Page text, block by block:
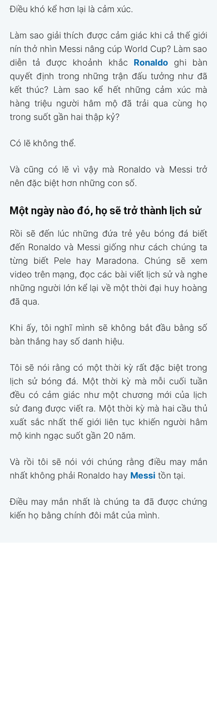
Điều khó kể hơn lại là cảm xúc.
Làm sao giải thích được cảm giác khi cả thế giới
nín thở nhìn Messi nâng cúp World Cup? Làm sao
diễn tả được khoảnh khắc Ronaldo ghi bàn
quyết định trong những trận đấu tưởng như đã
kết thúc? Làm sao kể hết những cảm xúc mà
hàng triệu người hâm mộ đã trải qua cùng họ
trong suốt gần hai thập kỷ?
Có lẽ không thể.
Và cũng có lẽ vì vậy mà Ronaldo và Messi trở
nên đặc biệt hơn những con số.
Một ngày nào đó, họ sẽ trở thành lịch sử
Rồi sẽ đến lúc những đứa trẻ yêu bóng đá biết
đến Ronaldo và Messi giống như cách chúng ta
từng biết Pele hay Maradona. Chúng sẽ xem
video trên mạng, đọc các bài viết lịch sử và nghe
những người lớn kể lại về một thời đại huy hoàng
đã qua.
Khi ấy, tôi nghĩ mình sẽ không bắt đầu bằng số
bàn thắng hay số danh hiệu.
Tôi sẽ nói rằng có một thời kỳ rất đặc biệt trong
lịch sử bóng đá. Một thời kỳ mà mỗi cuối tuần
đều có cảm giác như một chương mới của lịch
sử đang được viết ra. Một thời kỳ mà hai cầu thủ
xuất sắc nhất thế giới liên tục khiến người hâm
mộ kinh ngạc suốt gần 20 năm.
Và rồi tôi sẽ nói với chúng rằng điều may mắn
nhất không phải Ronaldo hay Messi tồn tại.
Điều may mắn nhất là chúng ta đã được chứng
kiến họ bằng chính đôi mắt của mình.